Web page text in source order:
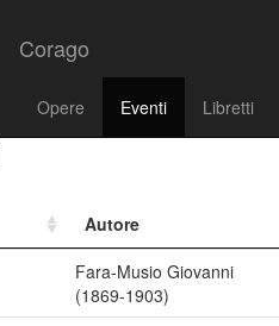
Corago
Opere Eventi Libretti
Autore
Fara-Musio Giovanni
(1869-1903)